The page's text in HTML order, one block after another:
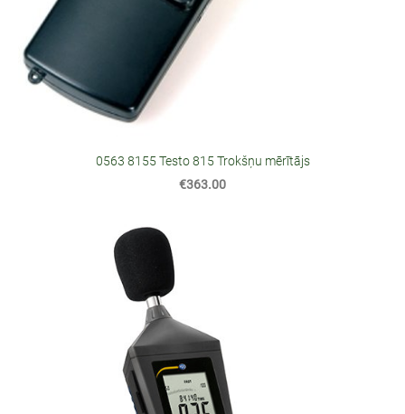
0563 8155 Testo 815 Trokšņu mērītājs
€363.00